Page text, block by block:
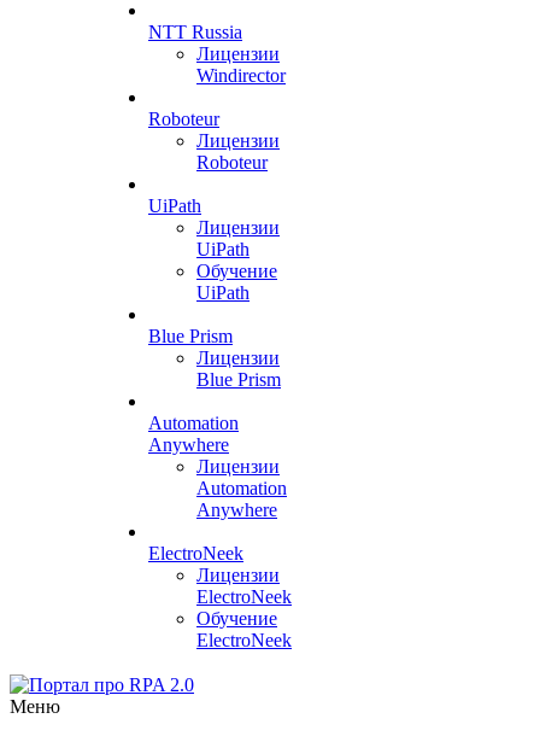
NTT Russia
Лицензии
Windirector
Roboteur
Лицензии
Roboteur
UiPath
Лицензии
UiPath
Обучение
UiPath
Blue Prism
Лицензии
Blue Prism
Automation
Anywhere
Лицензии
Automation
Anywhere
ElectroNeek
Лицензии
ElectroNeek
Обучение
ElectroNeek
Меню